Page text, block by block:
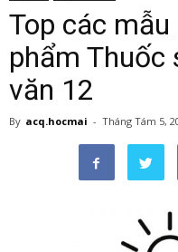
Top các
phẩm Thuốc
văn 12
By acq.hocmai - Tháng Tám 5,